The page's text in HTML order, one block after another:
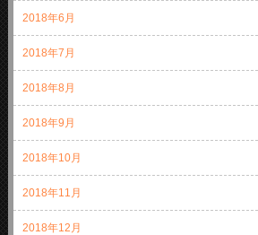
2018年6月
2018年7月
2018年8月
2018年9月
2018年10月
2018年11月
2018年12月